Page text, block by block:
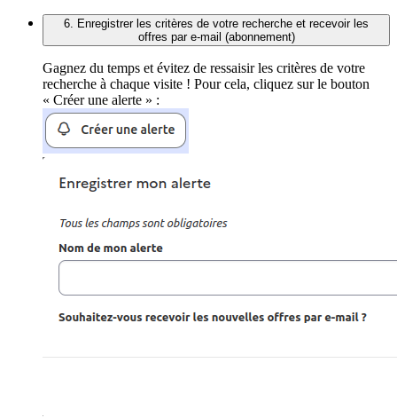
6. Enregistrer les critères de votre recherche et recevoir les
offres par e-mail (abonnement)
Gagnez du temps et évitez de ressaisir les critères de votre
recherche à chaque visite ! Pour cela, cliquez sur le bouton
« Créer une alerte » :